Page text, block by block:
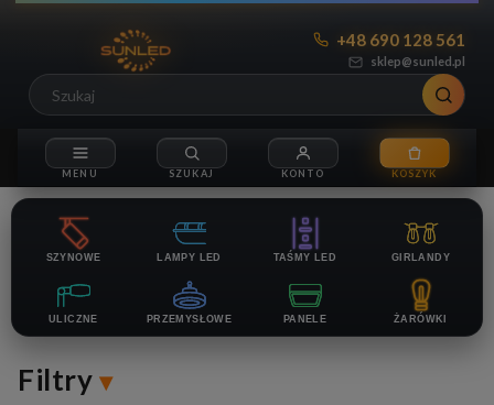
sklep@sunled.pl
+48 690 128 561
SZYNOWE LAMPY LED TAŚMY LED GIRLANDY
ULICZNE PRZEMYSŁOWE PANELE ŻARÓWKI
Filtry